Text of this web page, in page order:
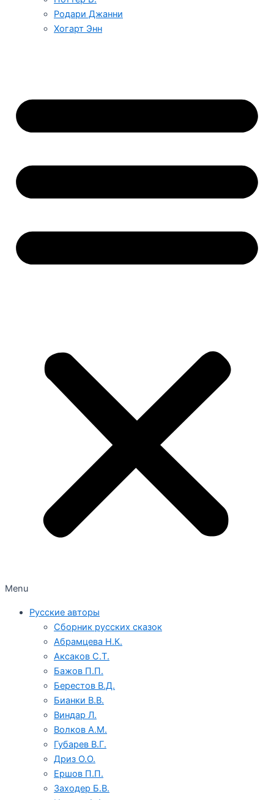
Родари Джанни
Хогарт Энн
Menu
Русские авторы
Сборник русских сказок
Абрамцева Н.К.
Аксаков С.Т.
Бажов П.П.
Берестов В.Д.
Бианки В.В.
Виндар Л.
Волков А.М.
Губарев В.Г.
Дриз О.О.
Ершов П.П.
Заходер Б.В.